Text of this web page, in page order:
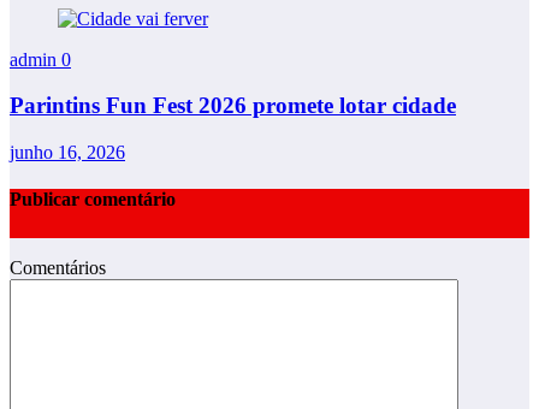
admin 0
Parintins Fun Fest 2026 promete lotar cidade
junho 16, 2026
Publicar comentário
Comentários